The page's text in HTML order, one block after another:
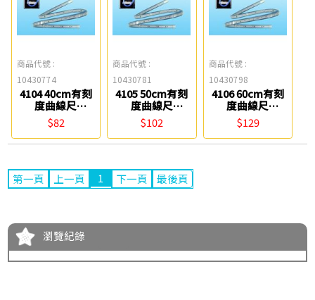
商品代號 :
10430774
4104 40cm有刻
度曲線尺
Tomato
$82
商品代號 :
10430781
4105 50cm有刻
度曲線尺
Tomato
$102
商品代號 :
10430798
4106 60cm有刻
度曲線尺
Tomato
$129
第一頁 上一頁 1 下一頁 最後頁
瀏覽紀錄